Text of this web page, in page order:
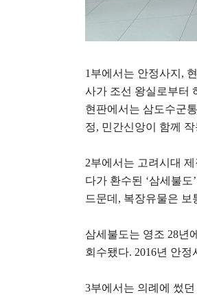
1 부에서는 안정사지 ,
사가 조선 왕실로부터
현판에서는 삼도수군
정, 민간신앙이 함께
2부에서는 고려시대
다가 환수된 ‘삼세불도’
드문데 , 복장유물은 보
삼세불도는 영조 28년
회수됐다. 2016년 안정
3부에서는 의례에 썼던